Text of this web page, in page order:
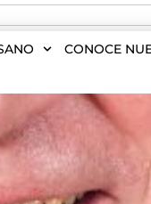
CONOCE